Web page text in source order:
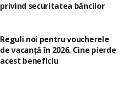
privind securitatea băncilor
Reguli noi pentru voucherele
de vacanță în 2026. Cine pierde
acest beneficiu